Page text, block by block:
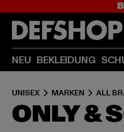
NEU BEKLEIDUNG
UNISEX MARKEN ALL
ONLY &